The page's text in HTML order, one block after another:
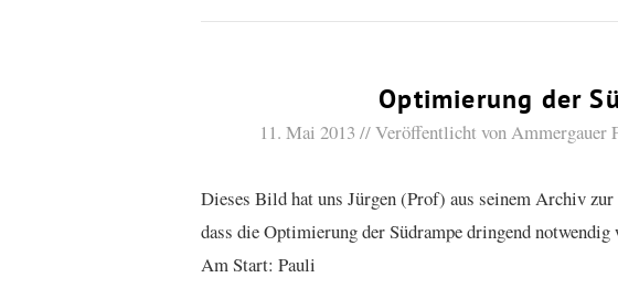
Optimierung der
11. Mai 2013 Veröffentlicht vonAmmergauer
Dieses Bild hat uns Jürgen (Prof) aus seinem Archiv
dass die Optimierung der Südrampe dringend notwendig
Am Start: Pauli